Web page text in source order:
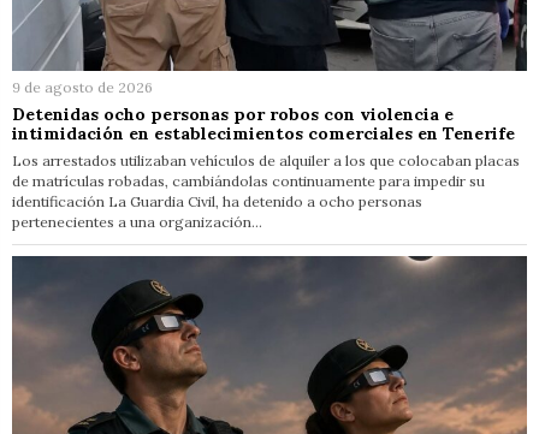
9 de agosto de 2026
Detenidas ocho personas por robos con violencia e
intimidación en establecimientos comerciales en Tenerife
Los arrestados utilizaban vehículos de alquiler a los que colocaban placas
de matrículas robadas, cambiándolas continuamente para impedir su
identificación La Guardia Civil, ha detenido a ocho personas
pertenecientes a una organización…